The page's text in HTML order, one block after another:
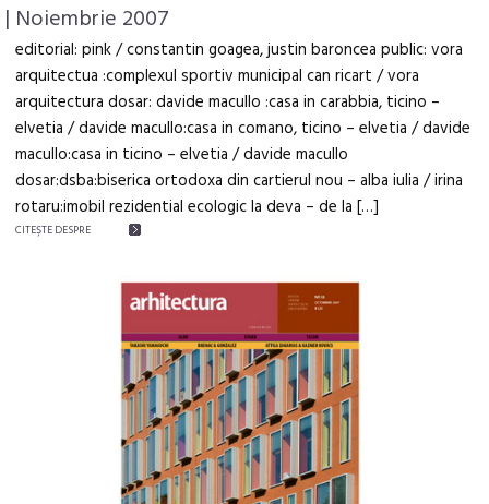
| Noiembrie 2007
editorial: pink / constantin goagea, justin baroncea public: vora
arquitectua :complexul sportiv municipal can ricart / vora
arquitectura dosar: davide macullo :casa in carabbia, ticino –
elvetia / davide macullo:casa in comano, ticino – elvetia / davide
macullo:casa in ticino – elvetia / davide macullo
dosar:dsba:biserica ortodoxa din cartierul nou – alba iulia / irina
rotaru:imobil rezidential ecologic la deva – de la […]
CITEŞTE DESPRE